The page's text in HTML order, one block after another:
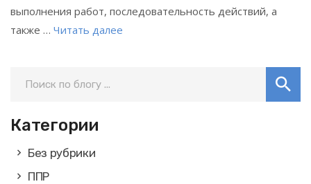
выполнения работ, последовательность действий, а
также … Читать далее
Категории
Без рубрики
ППР